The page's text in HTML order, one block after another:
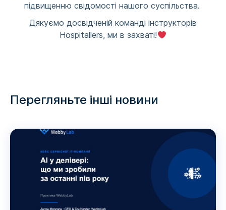
підвищенню свідомості нашого суспільства.
Дякуємо досвідченій команді інструкторів
Hospitallers, ми в захваті!
Перегляньте інші новини